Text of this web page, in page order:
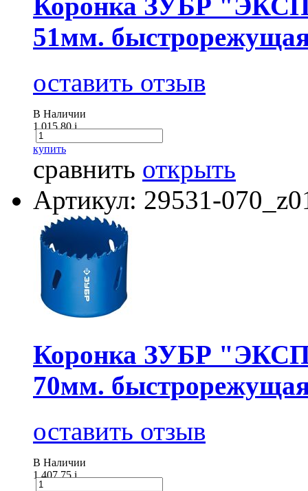
51мм.
оставить отзыв
В Наличии
1 015.80i
купить
сравнить открыть
Артикул: 29531-
Коронка ЗУБР
70мм.
оставить отзыв
В Наличии
1 407.75i